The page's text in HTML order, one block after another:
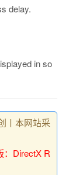
delay.
in so
丨本网站采
：DirectX R